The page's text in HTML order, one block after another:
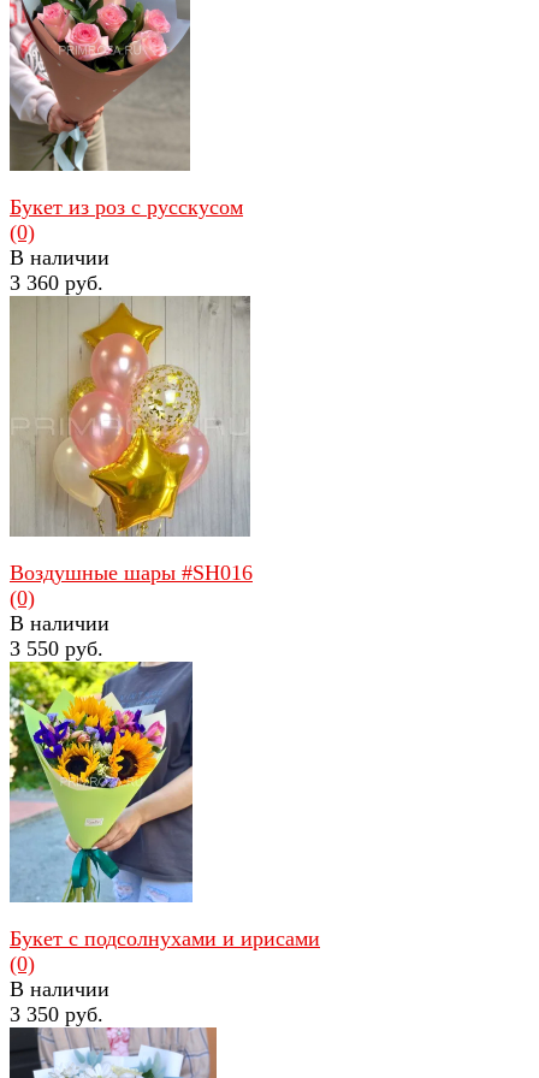
избранное сравнить
избранное сравнить
Букет из роз с русскусом
(0)
В наличии
3 360 руб.
избранное сравнить
Воздушные шары #SH016
(0)
В наличии
3 550 руб.
Букет с подсолнухами и ирисами
(0)
В наличии
3 350 руб.